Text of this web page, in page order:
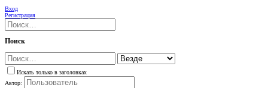
Вход
Регистрация
Поиск
Искать только в заголовках
Автор: